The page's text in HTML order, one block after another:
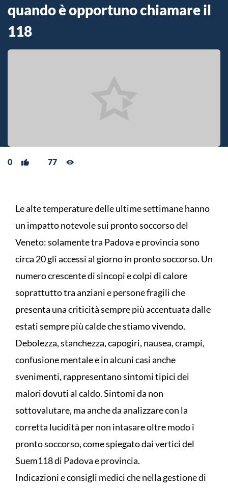
quando è opportuno chiamare il
118
0 77
Le alte temperature delle ultime settimane hanno
un impatto notevole sui pronto soccorso del
Veneto: solamente tra Padova e provincia sono
circa 20 gli accessi al giorno in pronto soccorso. Un
numero crescente di sincopi e colpi di calore
soprattutto tra anziani e persone fragili che
presenta una criticità sempre più accentuata dalle
estati sempre più calde che stiamo vivendo.
Debolezza, stanchezza, capogiri, nausea, crampi,
confusione mentale e in alcuni casi anche
svenimenti, rappresentano sintomi tipici dei
malori dovuti al caldo. Sintomi da non
sottovalutare, ma anche da analizzare con la
corretta lucidità per non intasare oltre modo i
pronto soccorso, come spiegato dai vertici del
Suem118 di Padova e provincia.
Indicazioni e consigli medici che nella gestione di